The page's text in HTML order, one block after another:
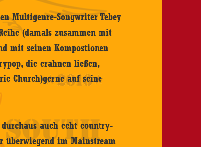
Multigenre-Songwriter Tebey
(damals zusammen mit
mit seinen Kompostionen
die erahnen ließen,
Church)gerne auf seine
auch echt country-
überwiegend im Mainstream